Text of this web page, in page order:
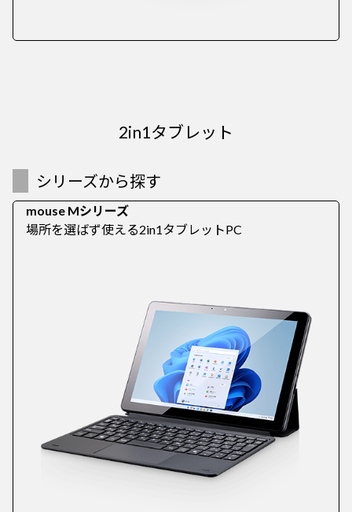
2in1タブレット
シリーズから探す
mouse Mシリーズ
場所を選ばず使える2in1タブレットPC